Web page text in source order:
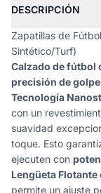
DESCRIPCIÓN
Zapatillas de
Sintético/Turf)
Calzado de fútbol
precisión de
Tecnología
con un
suavidad
toque. Esto
ejecuten con
Lengüeta
permite un ajuste